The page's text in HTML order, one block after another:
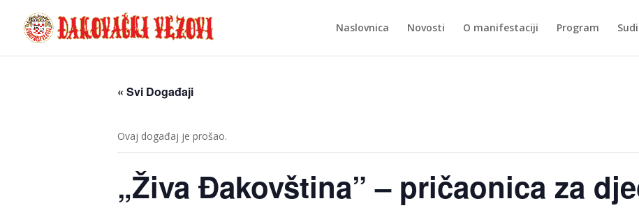
Naslovnica Novosti O manifestaciji Program
« Svi Događaji
Ovaj događaj je prošao.
„Živa Đakovština” – pričaonica za